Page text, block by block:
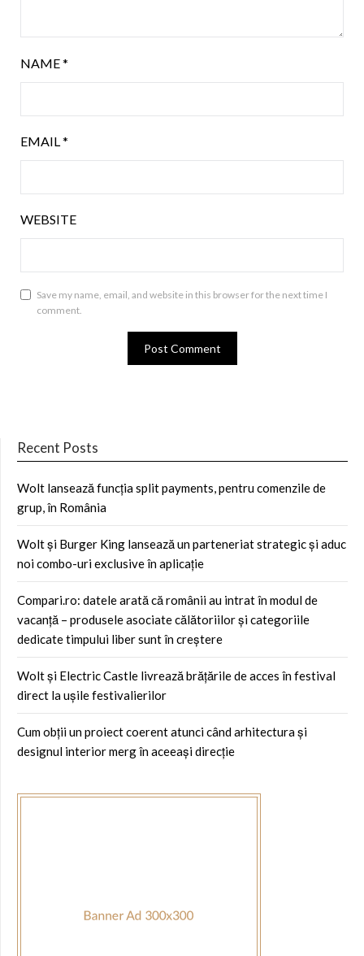
NAME*
EMAIL*
WEBSITE
Save my name, email, and website in this browser for the next time I
comment.
Recent Posts
Wolt lansează funcția split payments, pentru comenzile de
grup, în România
Wolt și Burger King lansează un parteneriat strategic și aduc
noi combo-uri exclusive în aplicație
Compari.ro: datele arată că românii au intrat în modul de
vacanță – produsele asociate călătoriilor și categoriile
dedicate timpului liber sunt în creștere
Wolt și Electric Castle livrează brățările de acces în festival
direct la ușile festivalierilor
Cum obții un proiect coerent atunci când arhitectura și
designul interior merg în aceeași direcție